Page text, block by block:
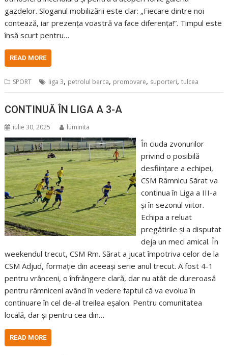
gazdelor. Sloganul mobilizării este clar: „Fiecare dintre noi
contează, iar prezența voastră va face diferența!”. Timpul este
însă scurt pentru…
READ MORE
SPORT liga 3, petrolul berca, promovare, suporteri,tulcea
CONTINUĂ ÎN LIGA A 3-A
iulie 30, 2025 luminita
În ciuda zvonurilor
privind o posibilă
desființare a echipei,
CSM Râmnicu Sărat va
continua în Liga a III-a
și în sezonul viitor.
Echipa a reluat
pregătirile și a disputat
deja un meci amical. În
weekendul trecut, CSM Rm. Sărat a jucat împotriva celor de la
CSM Adjud, formație din aceeași serie anul trecut. A fost 4-1
pentru vrânceni, o înfrângere clară, dar nu atât de dureroasă
pentru râmniceni având în vedere faptul că va evolua în
continuare în cel de-al treilea eșalon. Pentru comunitatea
locală, dar și pentru cea din…
READ MORE